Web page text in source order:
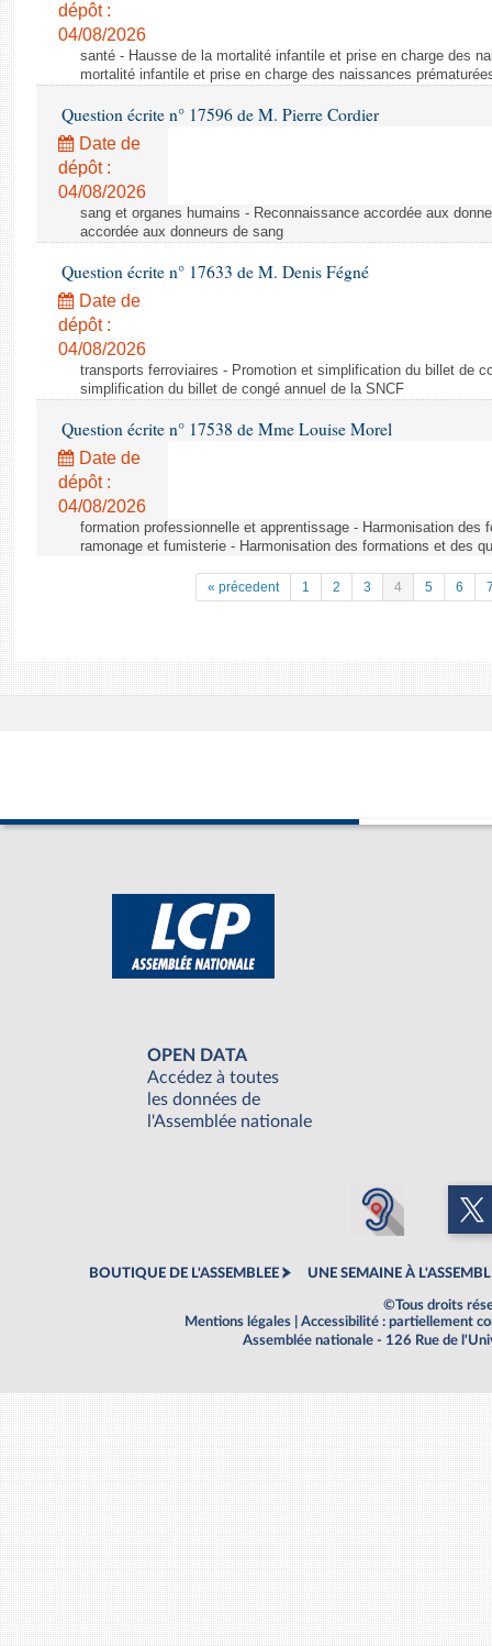
dépôt :
04/08/2026
santé - Hausse de la mortalité infantile et prise en charge des
mortalité infantile et prise en charge des naissances
Question écrite n° 17596 de M. Pierre Cordier
Date de
dépôt :
04/08/2026
sang et organes humains - Reconnaissance accordée aux
accordée aux donneurs de sang
Question écrite n° 17633 de M. Denis Fégné
Date de
dépôt :
04/08/2026
transports ferroviaires - Promotion et simplification du billet de
simplification du billet de congé annuel de la SNCF
Question écrite n° 17538 de Mme Louise Morel
Date de
dépôt :
04/08/2026
formation professionnelle et apprentissage - Harmonisation des
ramonage et fumisterie - Harmonisation des formations et des
« précedent 1 2 3 4 5 6
OPEN DATA
Accédez à toutes
les données de
l'Assemblée nationale
BOUTIQUE DE L'ASSEMBLEE UNE SEMAINE À
©Tous droits
Mentions légales
Accessibilité : partiellement
Assemblée nationale - 126 Rue de